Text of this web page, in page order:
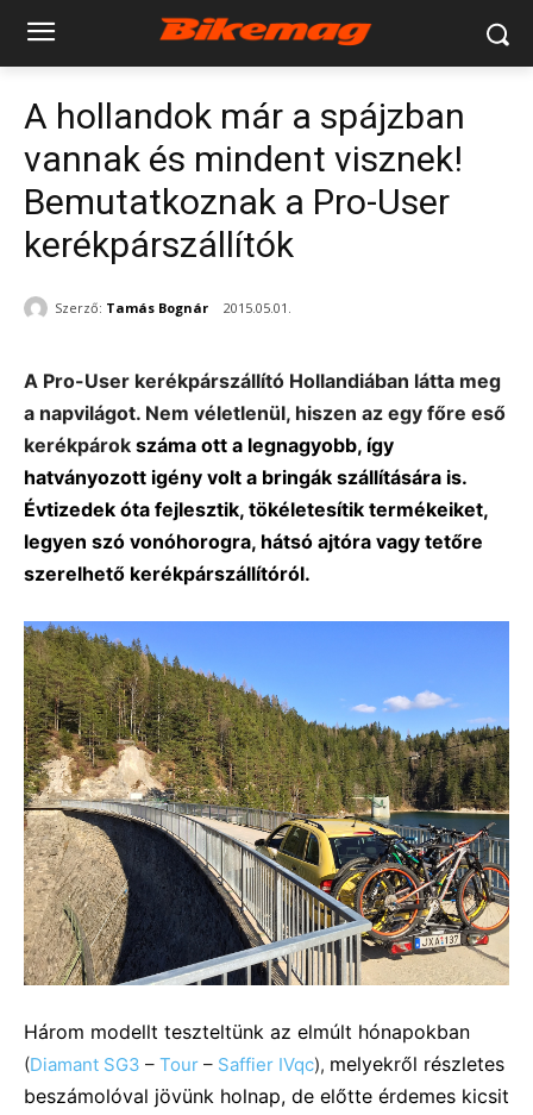
A hollandok már a spájzban
vannak és mindent visznek!
Bemutatkoznak a Pro-User
kerékpárszállítók
Szerző: Tamás Bognár 2015.05.01.
A Pro-User kerékpárszállító Hollandiában látta meg
a napvilágot. Nem véletlenül, hiszen az egy főre eső
kerékpárok száma ott a legnagyobb, így
hatványozott igény volt a bringák szállítására is.
Évtizedek óta fejlesztik, tökéletesítik termékeiket,
legyen szó vonóhorogra, hátsó ajtóra vagy tetőre
szerelhető kerékpárszállítóról.
Három modellt teszteltünk az elmúlt hónapokban
(Diamant SG3 – Tour – Saffier IVqc), melyekről részletes
beszámolóval jövünk holnap, de előtte érdemes kicsit